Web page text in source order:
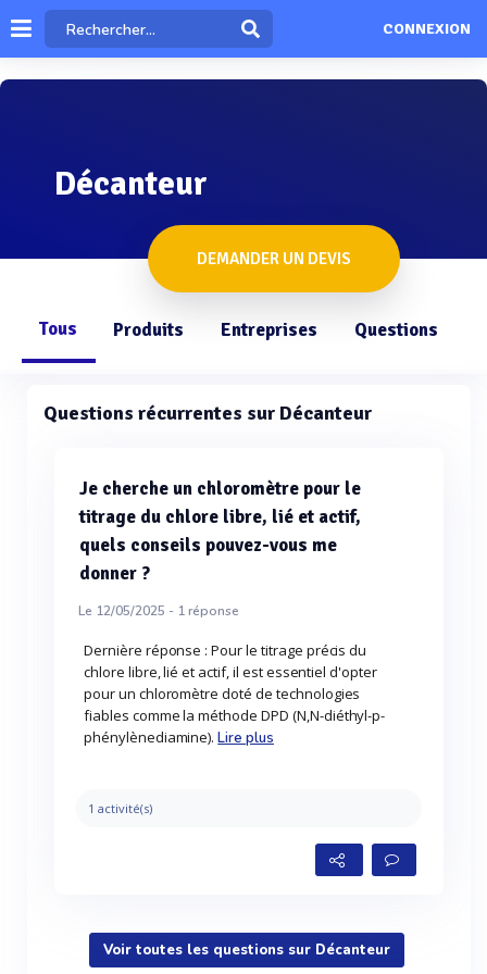
CONNEXION
Décanteur
DEMANDER UN DEVIS
Tous Produits Entreprises Questions
Questions récurrentes sur Décanteur
Je cherche un chloromètre pour le
titrage du chlore libre, lié et actif,
quels conseils pouvez-vous me
donner ?
Le 12/05/2025 - 1réponse
Dernière réponse : Pour le titrage précis du
chlore libre, lié et actif, il est essentiel d'opter
pour un chloromètre doté de technologies
fiables comme la méthode DPD (N,N-diéthyl-p-
phénylènediamine).Lire plus
1 activité(s)
Voir toutes les questions sur Décanteur